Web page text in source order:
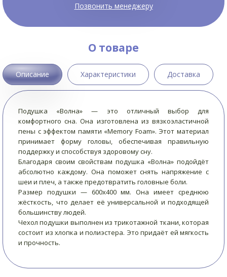
Позвонить менеджеру
О товаре
Описание Характеристики Доставка
Подушка «Волна» — это отличный выбор для
комфортного сна. Она изготовлена из вязкоэластичной
пены с эффектом памяти «Memory Foam». Этот материал
принимает форму головы, обеспечивая правильную
поддержку и способствуя здоровому сну.
Благодаря своим свойствам подушка «Волна» подойдёт
абсолютно каждому. Она поможет снять напряжение с
шеи и плеч, а также предотвратить головные боли.
Размер подушки — 600х400 мм. Она имеет среднюю
жёсткость, что делает её универсальной и подходящей
большинству людей.
Чехол подушки выполнен из трикотажной ткани, которая
состоит из хлопка и полиэстера. Это придаёт ей мягкость
и прочность.